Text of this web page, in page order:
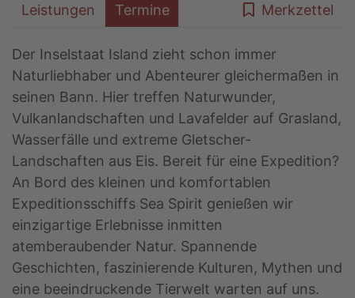
Leistungen Termine Merkzettel
Der Inselstaat Island zieht schon immer
Naturliebhaber und Abenteurer gleichermaßen in
seinen Bann. Hier treffen Naturwunder,
Vulkanlandschaften und Lavafelder auf Grasland,
Wasserfälle und extreme Gletscher-
Landschaften aus Eis. Bereit für eine Expedition?
An Bord des kleinen und komfortablen
Expeditionsschiffs Sea Spirit genießen wir
einzigartige Erlebnisse inmitten
atemberaubender Natur. Spannende
Geschichten, faszinierende Kulturen, Mythen und
eine beeindruckende Tierwelt warten auf uns.